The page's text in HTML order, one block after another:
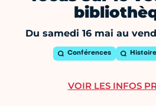
Du samedi 16 mai au
Conférences Histoire
VOIR LES INFOS